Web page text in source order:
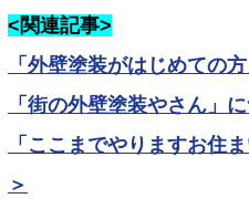
<関連記事>
「外壁塗装がはじめての
「街の外壁塗装やさん」
「ここまでやりますお住
＞